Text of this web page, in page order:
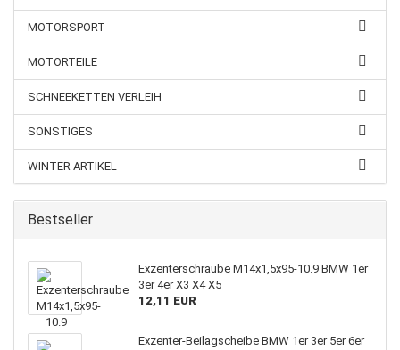
MOTORSPORT
MOTORTEILE
SCHNEEKETTEN VERLEIH
SONSTIGES
WINTER ARTIKEL
Bestseller
Exzenterschraube M14x1,5x95-10.9 BMW 1er
3er 4er X3 X4 X5
12,11 EUR
Exzenter-Beilagscheibe BMW 1er 3er 5er 6er